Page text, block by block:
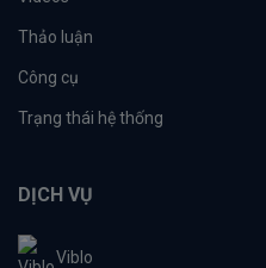
Thảo luận
Công cụ
Trạng thái hệ thống
DỊCH VỤ
Viblo